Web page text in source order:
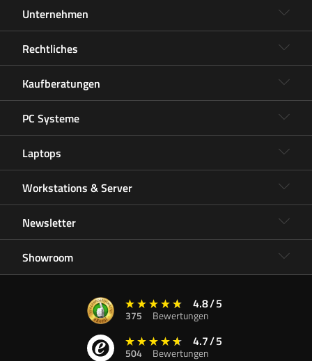
Unternehmen
Rechtliches
Kaufberatungen
PC Systeme
Laptops
Workstations & Server
Newsletter
Showroom
4.8/5
375 Bewertungen
4.7/5
504 Bewertungen